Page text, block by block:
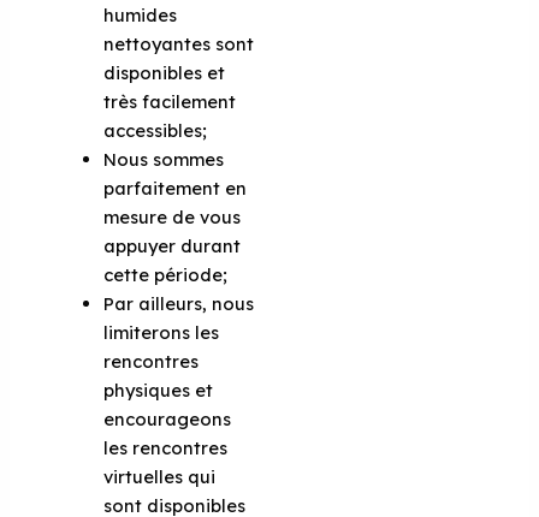
humides
nettoyantes sont
disponibles et
très facilement
accessibles;
Nous sommes
parfaitement en
mesure de vous
appuyer durant
cette période;
Par ailleurs, nous
limiterons les
rencontres
physiques et
encourageons
les rencontres
virtuelles qui
sont disponibles